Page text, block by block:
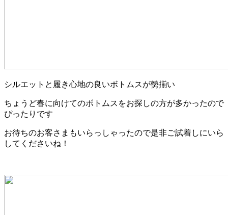
シルエットと履き心地の良いボトムスが勢揃い
ちょうど春に向けてのボトムスをお探しの方が多かったので
ぴったりです
お待ちのお客さまもいらっしゃったので是非ご試着しにいら
してくださいね！